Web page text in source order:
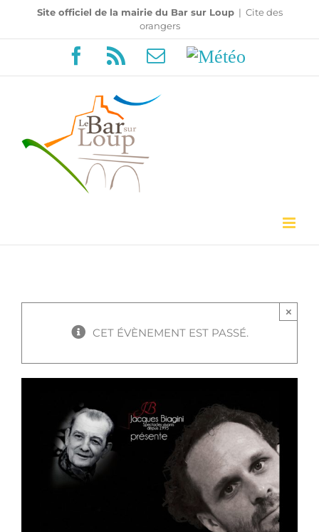
au
Site officiel de la mairie du Bar sur Loup | Cite des
orangers
Facebook
Rss EmailMétéo
CET ÉVÈNEMENT EST PASSÉ.
×